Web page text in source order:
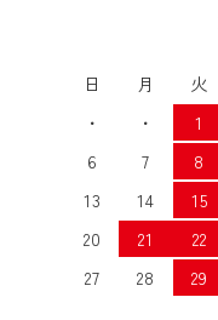
日 月 火
・
・ 1
6
7 8
13
14 15
20
21 22
27
28 29